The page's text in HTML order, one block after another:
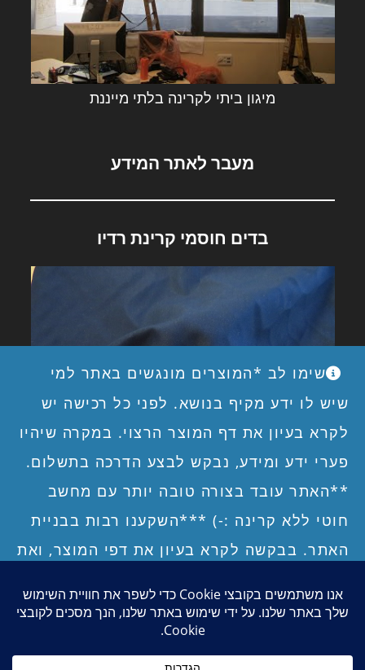
שימו לב *המוצרים מונגשים באתר למי
שיש לו ידע מקיף בנושא. לפני כל רכישה יש
לקרא בעיון את דף המוצר הרצוי. במקרה שיהיו
פערי ידע ומידע, נבקש לבצע הדרכה בתשלום.
**האתר עובד בצורה טובה יותר עם מחשב
חוטי ללא קרינה :-) ***השקענו רבות בבניית
האתר. בבקשה לקרא בעיון את דפי המוצר, ואת
השימוש במיגון האישי, תניאי השימוש בבדים
חוסמי קרינת רדיו, תנאי השימוש במיגון הביתי,
מיגון ביתי לקרינה בלתי מייננת
מעבר לאתר המידע
בדים חוסמי קרינת רדיו
דף הבית – ברוכים הבאים
יצירת קשר אודות מדוע לרכוש אצלנו?
משוב מלקוחות
מכירה סיטונאית
הדרכה ותמיכה טכנית לרגישים לקרינה ולקוחות